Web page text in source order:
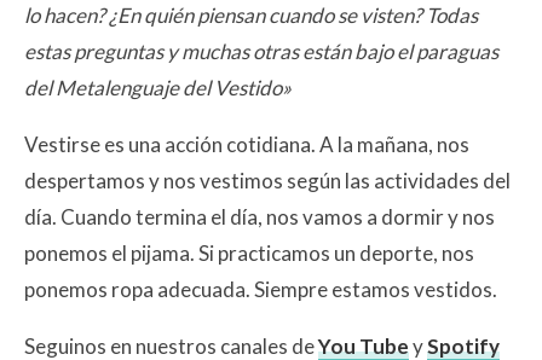
lo hacen? ¿En quién piensan cuando se visten? Todas
estas preguntas y muchas otras están bajo el paraguas
del Metalenguaje del Vestido»
Vestirse es una acción cotidiana. A la mañana, nos
despertamos y nos vestimos según las actividades del
día. Cuando termina el día, nos vamos a dormir y nos
ponemos el pijama. Si practicamos un deporte, nos
ponemos ropa adecuada. Siempre estamos vestidos.
Seguinos en nuestros canales deYou TubeySpotify